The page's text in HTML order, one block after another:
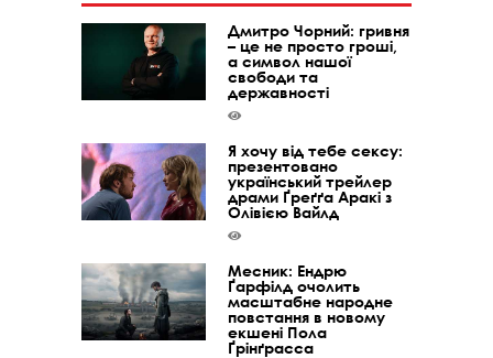
Дмитро Чорний: гривня
– це не просто гроші,
а символ нашої
свободи та
державності
Я хочу від тебе сексу:
презентовано
український трейлер
драми Ґреґґа Аракі з
Олівією Вайлд
Месник: Ендрю
Ґарфілд очолить
масштабне народне
повстання в новому
екшені Пола
Ґрінґрасса